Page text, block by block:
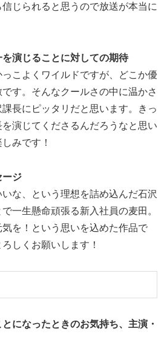
じられると思うので放送が本当に
演じることに対しての期待
こよくワイルドですが、どこか優
す。そんなクールさの中に温かさ
長にピッタリだと思います。きっ
演じてくださるんだろうなと思い
みです！
ージ
な、という理想を詰め込んだ石沢
一生懸命頑張る新入社員の麦田。
を！という思いを込めた作品で
しくお願いします！
になったときのお気持ち、主演・